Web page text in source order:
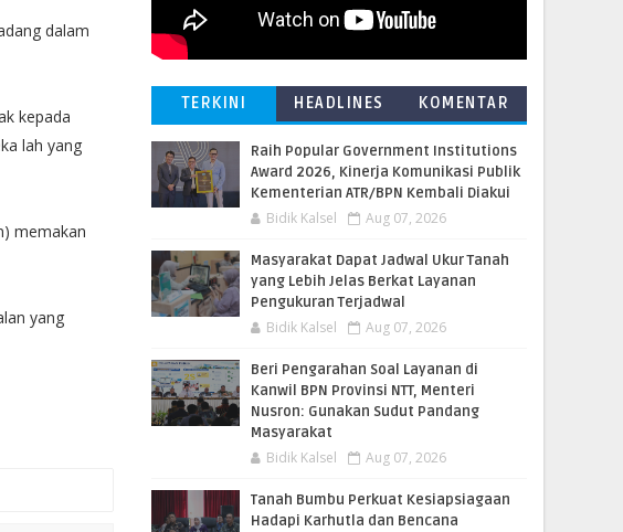
dalam
kepada
lah yang
memakan
yang
TERKINI HEADLINES KOMENTAR
Raih Popular Government Institutions
Award 2026, Kinerja Komunikasi Publik
Kementerian ATR/BPN Kembali Diakui
Bidik Kalsel Aug 07, 2026
Masyarakat Dapat Jadwal Ukur Tanah
yang Lebih Jelas Berkat Layanan
Pengukuran Terjadwal
Bidik Kalsel Aug 07, 2026
Beri Pengarahan Soal Layanan di
Kanwil BPN Provinsi NTT, Menteri
Nusron: Gunakan Sudut Pandang
Masyarakat
Bidik Kalsel Aug 07, 2026
Tanah Bumbu Perkuat Kesiapsiagaan
Hadapi Karhutla dan Bencana